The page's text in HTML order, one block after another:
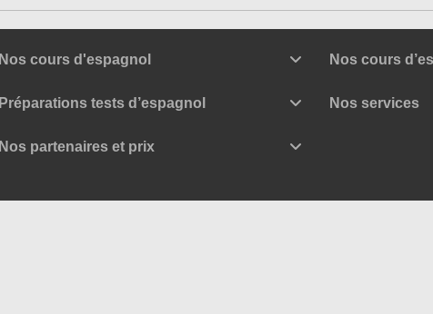
Nos cours d'espagnol
Préparations tests d’espagnol
Nos partenaires et prix
Nos cours
Nos services